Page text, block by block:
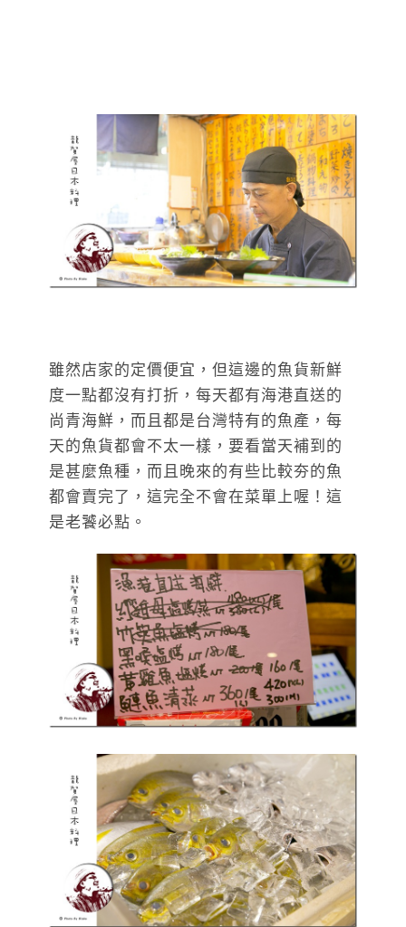
雖然店家的定價便宜，但這邊的魚貨新鮮
度一點都沒有打折，每天都有海港直送的
尚青海鮮，而且都是台灣特有的魚產，每
天的魚貨都會不太一樣，要看當天補到的
是甚麼魚種，而且晚來的有些比較夯的魚
都會賣完了，這完全不會在菜單上喔！這
是老饕必點。